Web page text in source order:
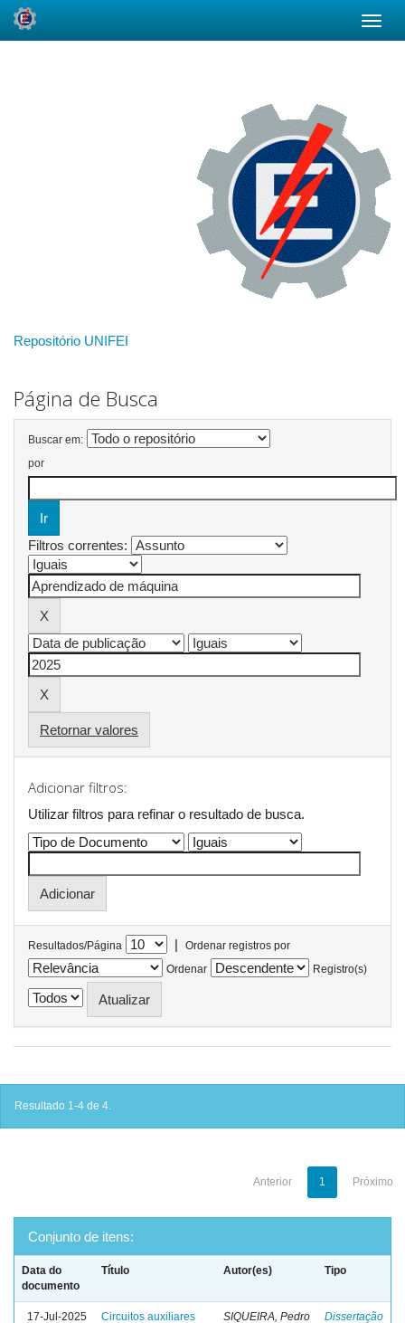
Repositório UNIFEI
Página de Busca
Buscar em:
por
Filtros correntes:
Retornar valores
Adicionar filtros:
Utilizar filtros para refinar o resultado de busca.
Resultados/Página |
Ordenar registros por
Ordenar
Registro(s)
Resultado 1-4 de 4.
Anterior 1 Próximo
Conjunto de itens:
Data do
documento
Título Autor(es) Tipo
17-Jul-2025
Circuitos auxiliares
SIQUEIRA, Pedro
Dissertação